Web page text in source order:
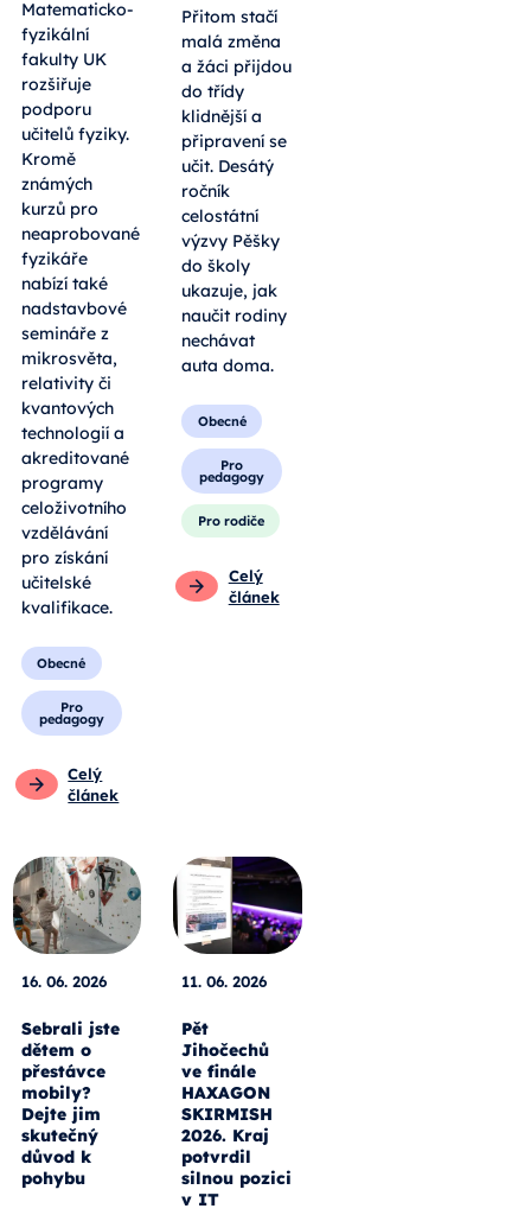
Matematicko-
fyzikální
fakulty UK
rozšiřuje
podporu
učitelů fyziky.
Kromě
známých
kurzů pro
neaprobované
fyzikáře
nabízí také
nadstavbové
semináře z
mikrosvěta,
relativity či
kvantových
technologií a
akreditované
programy
celoživotního
vzdělávání
pro získání
učitelské
kvalifikace.
Obecné
Pro
pedagogy
Celý
článek
Přitom stačí
malá změna
a žáci přijdou
do třídy
klidnější a
připravení se
učit. Desátý
ročník
celostátní
výzvy Pěšky
do školy
ukazuje, jak
naučit rodiny
nechávat
auta doma.
Obecné
Pro
pedagogy
Pro rodiče
Celý
článek
16. 06. 2026
Sebrali jste
dětem o
přestávce
mobily?
Dejte jim
skutečný
důvod k
pohybu
11. 06. 2026
Pět
Jihočechů
ve finále
HAXAGON
SKIRMISH
2026. Kraj
potvrdil
silnou pozici
v IT